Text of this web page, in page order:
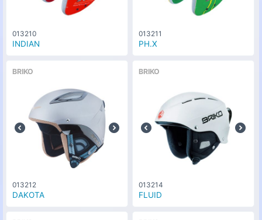
013210
INDIAN
013211
PH.X
BRIKO
013212
DAKOTA
BRIKO
013214
FLUID